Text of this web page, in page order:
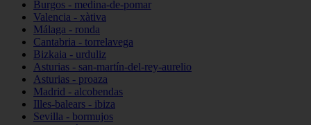
Burgos - medina-de-pomar
Valencia - xàtiva
Málaga - ronda
Cantabria - torrelavega
Bizkaia - urduliz
Asturias - san-martín-del-rey-aurelio
Asturias - proaza
Madrid - alcobendas
Illes-balears - ibiza
Sevilla - bormujos